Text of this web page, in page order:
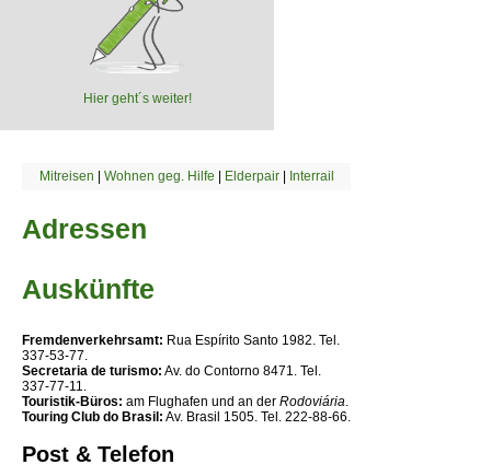
Hier geht´s weiter!
Mitreisen | Wohnen geg. Hilfe | Elderpair| Interrail
Adressen
Auskünfte
Fremdenverkehrsamt: Rua Espírito Santo 1982. Tel.
337-53-77.
Secretaria de turismo: Av. do Contorno 8471. Tel.
337-77-11.
Touristik-Büros: am Flughafen und an der Rodoviária
Touring Club do Brasil: Av. Brasil 1505. Tel. 222-88-66.
Post & Telefon